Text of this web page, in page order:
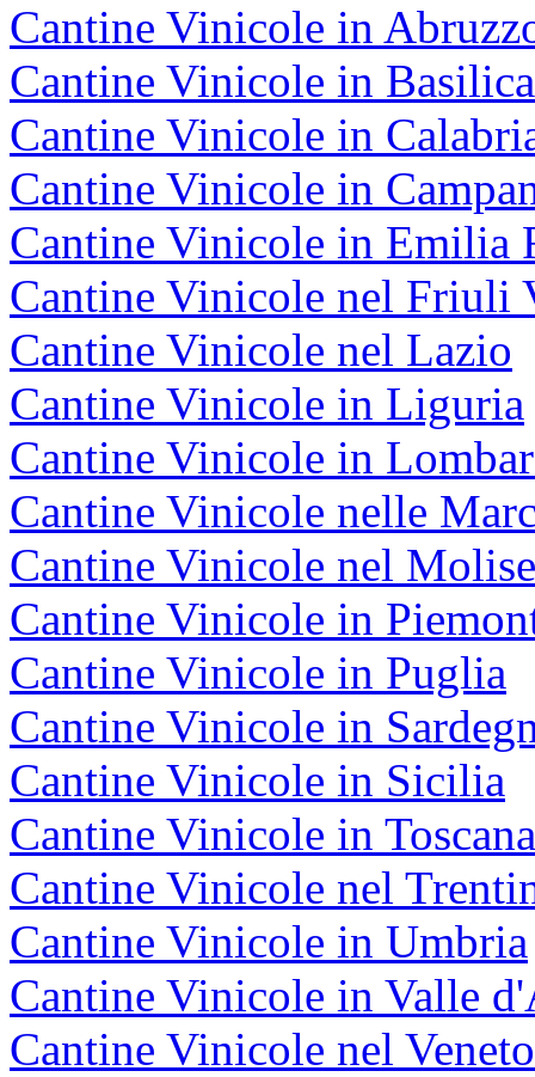
Cantine Vinicole in
Cantine Vinicole in
Cantine Vinicole in
Cantine Vinicole in
Cantine Vinicole in Emilia
Cantine Vinicole nel Friuli
Cantine Vinicole nel Lazio
Cantine Vinicole in Liguria
Cantine Vinicole in
Cantine Vinicole nelle
Cantine Vinicole nel Molise
Cantine Vinicole in
Cantine Vinicole in Puglia
Cantine Vinicole in
Cantine Vinicole in Sicilia
Cantine Vinicole in Toscana
Cantine Vinicole nel
Cantine Vinicole in Umbria
Cantine Vinicole in Valle
Cantine Vinicole nel Veneto